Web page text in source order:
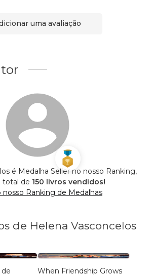
uma avaliação
é Medalha Seller no nosso Ranking,
total de 150 livros vendidos!
nosso Ranking de Medalhas
de Helena Vasconcelos
When Friendship Grows